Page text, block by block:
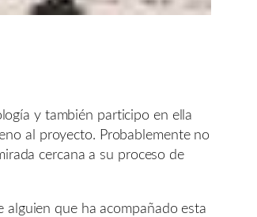
y también participo en ella
al proyecto. Probablemente no
cercana a su proceso de
que ha acompañado esta